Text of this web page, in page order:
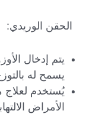
الحقن الوريدي:
يتم إدخال
يسمح له
يُستخدم
الأمراض